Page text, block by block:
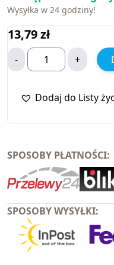
Wysyłka w 24 godziny!
13,79zł
- +
Dodaj do Listy
SPOSOBY PŁATNOŚCI:
SPOSOBY WYSYŁKI: